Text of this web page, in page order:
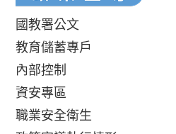
國教署公文
教育儲蓄專戶
內部控制
資安專區
職業安全衛生